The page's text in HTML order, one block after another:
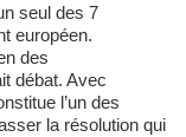
européen.
des
débat. Avec
l’un des
la résolution qui